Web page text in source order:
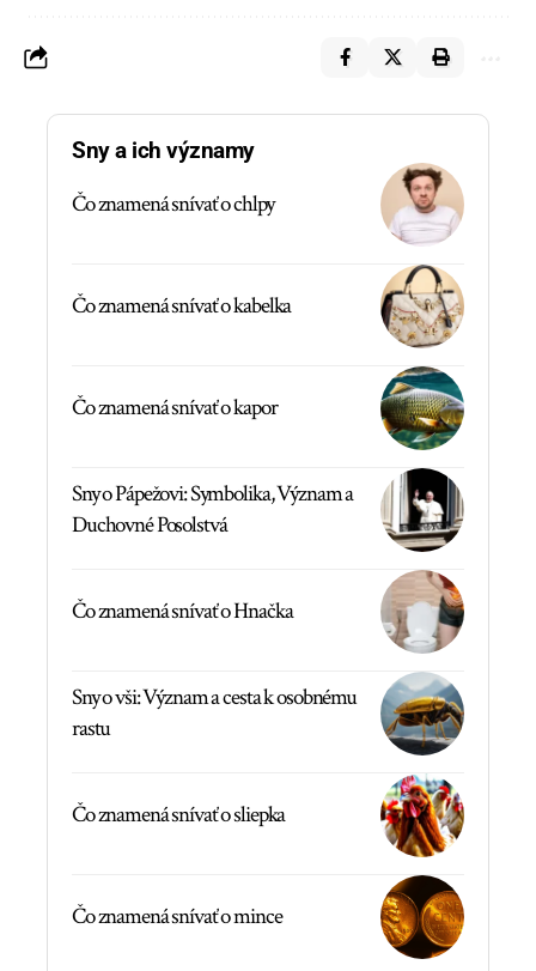
Sny a ich významy
Čo znamená snívať o chlpy
Čo znamená snívať o kabelka
Čo znamená snívať o kapor
Sny o Pápežovi: Symbolika, Význam a
Duchovné Posolstvá
Čo znamená snívať o Hnačka
Sny o vši: Význam a cesta k osobnému
rastu
Čo znamená snívať o sliepka
Čo znamená snívať o mince